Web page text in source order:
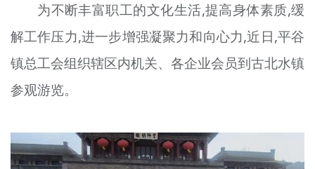
未成年人思想道德建设
榜样人物
+
身边好人
北京宣传文化引导基金
为不断丰富职工的文化生活,提高身体素质,缓
解工作压力,进一步增强凝聚力和向心力,近日,平谷
镇总工会组织辖区内机关、各企业会员到古北水镇
参观游览。